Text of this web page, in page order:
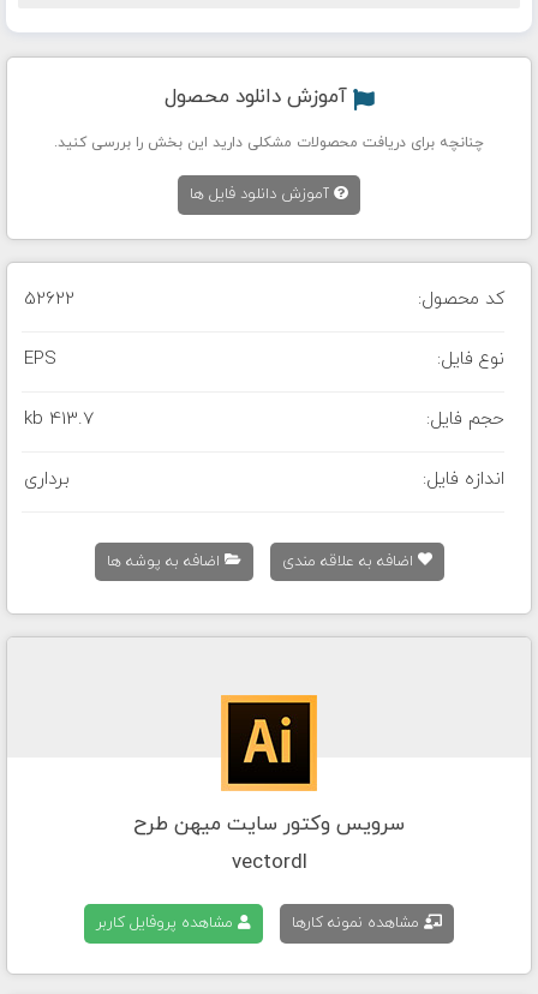
آموزش دانلود محصول
چنانچه برای دریافت محصولات مشکلی دارید این بخش را بررسی کنید.
آموزش دانلود فایل ها
کد محصول: 52622
نوع فایل: EPS
حجم فایل: 413.7 kb
اندازه فایل: برداری
اضافه به علاقه مندی اضافه به پوشه ها
سرویس وکتور سایت میهن طرح
vectordl
مشاهده نمونه کارها مشاهده پروفایل کاربر